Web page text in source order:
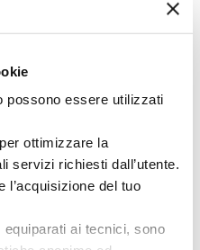
possono essere utilizzati
ottimizzare la
servizi richiesti dall’utente.
l’acquisizione del tuo
ai tecnici, sono